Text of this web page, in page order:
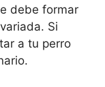
debe formar
Si
a tu perro